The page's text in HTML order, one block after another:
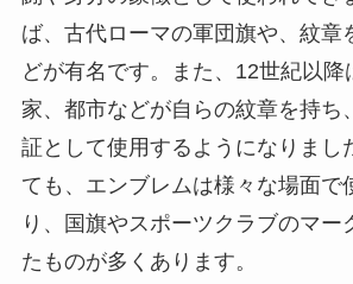
ば、古代ローマの軍団旗や、紋章
どが有名です。また、12世紀以降
家、都市などが自らの紋章を持ち
証として使用するようになりまし
ても、エンブレムは様々な場面で
り、国旗やスポーツクラブのマー
たものが多くあります。